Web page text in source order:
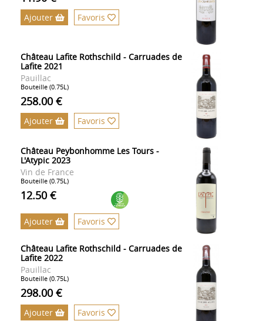
Ajouter Favoris
Château Lafite Rothschild - Carruades de
Lafite 2021
Pauillac
Bouteille (0.75L)
258.00 €
Ajouter Favoris
Château Peybonhomme Les Tours -
L'Atypic 2023
Vin de France
Bouteille (0.75L)
12.50 €
Ajouter Favoris
Château Lafite Rothschild - Carruades de
Lafite 2022
Pauillac
Bouteille (0.75L)
298.00 €
Ajouter Favoris